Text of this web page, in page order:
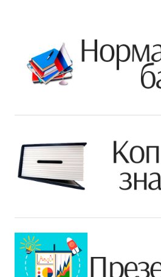
Готовимся к новому учебному
ДПО
Профессиональная
Повышение квалификации
КОНТАКТЫ